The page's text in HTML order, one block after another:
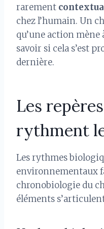
rarement
chez l’humain. Un
qu’une action mène
savoir si cela s’est
dernière.
Les
rythment
Les rythmes
environnementaux
chronobiologie du
éléments